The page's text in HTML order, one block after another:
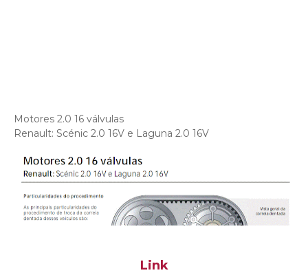
Motores 2.0 16 válvulas
Renault: Scénic 2.0 16V e Laguna 2.0 16V
Link